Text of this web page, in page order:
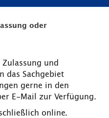
oder
Zulassung und
das Sachgebiet
gerne in den
E-Mail zur Verfügung.
online.